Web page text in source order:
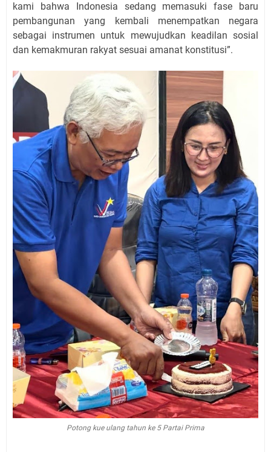
kami bahwa Indonesia sedang memasuki fase baru
pembangunan yang kembali menempatkan negara
sebagai instrumen untuk mewujudkan keadilan sosial
dan kemakmuran rakyat sesuai amanat konstitusi”.
Potong kue ulang tahun ke 5 Partai Prima